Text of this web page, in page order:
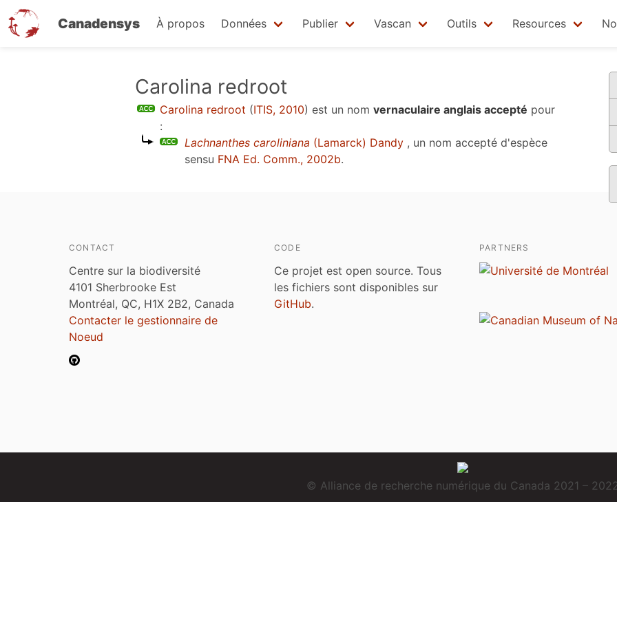
Canadensys À propos Données Publier Vascan Outils Resources
Carolina redroot
Carolina redroot (ITIS, 2010) est un nom vernaculaire anglais accepté pour
:
Lachnanthes caroliniana (Lamarck) Dandy , un nom accepté d'espèce
sensu FNA Ed. Comm., 2002b.
CONTACT
Centre sur la biodiversité
4101 Sherbrooke Est
Montréal, QC, H1X 2B2, Canada
Contacter le gestionnaire de
Noeud
CODE
Ce projet est open source. Tous
les fichiers sont disponibles sur
GitHub.
PARTNERS
© Alliance de recherche numérique du Canada 2021 –